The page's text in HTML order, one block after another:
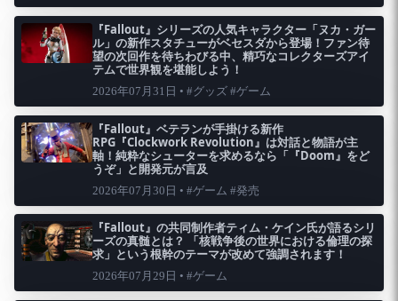
『Fallout』シリーズの人気キャラクター「ヌカ・ガー
ル」の新作スタチューがベセスダから登場！ファン待
望の次回作を待ちわびる中、精巧なコレクターズアイ
テムで世界観を堪能しよう！
2026年07月31日 • #グッズ #ゲーム
『Fallout』ベテランが手掛ける新作
RPG『Clockwork Revolution』は対話と物語が主
軸！純粋なシューターを求めるなら「『Doom』をど
うぞ」と開発元が言及
2026年07月30日 • #ゲーム #発売
『Fallout』の共同制作者ティム・ケイン氏が語るシリ
ーズの真髄とは？ 「核戦争後の世界における倫理の探
求」という根幹のテーマが改めて強調されます！
2026年07月29日 • #ゲーム